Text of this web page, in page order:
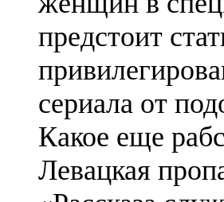
предстоит
сериала от
Какое еще
Левацкая